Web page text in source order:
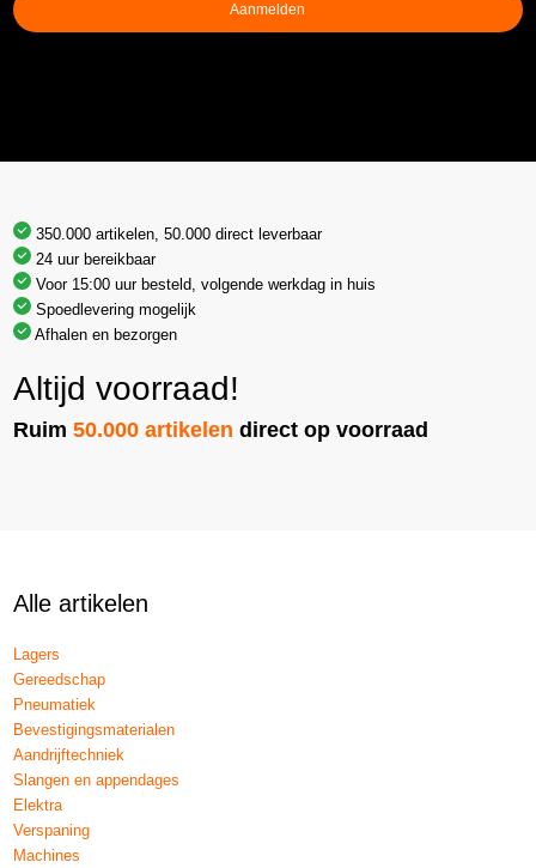
Aanmelden
350.000 artikelen, 50.000 direct leverbaar
24 uur bereikbaar
Voor 15:00 uur besteld, volgende werkdag in huis
Spoedlevering mogelijk
Afhalen en bezorgen
Altijd voorraad!
Ruim50.000 artikelen direct op voorraad
Alle artikelen
Lagers
Gereedschap
Pneumatiek
Bevestigingsmaterialen
Aandrijftechniek
Slangen en appendages
Elektra
Verspaning
Machines